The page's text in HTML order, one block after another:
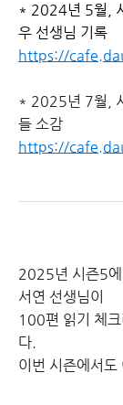
* 2024년 5월,
우 선생님 기록
https://
* 2025년 7월,
들 소감
https://
2025년 시즌5에
서연 선생님이
100편 읽기 체
다.
이번 시즌에서